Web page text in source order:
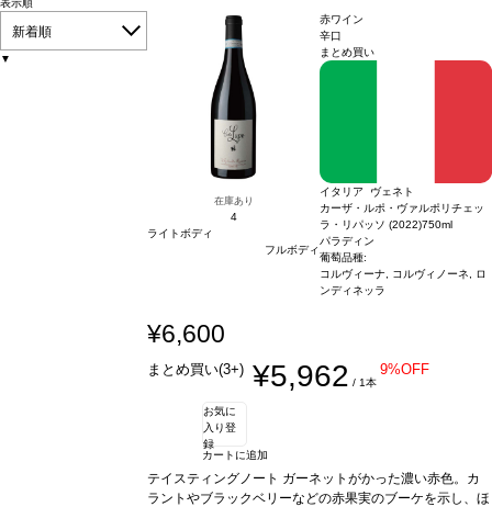
表示順
新着順
▼
在庫あり
4
ライトボディ
フルボディ
赤ワイン
辛口
まとめ買い
イタリア ヴェネト
カーザ・ルポ・ヴァルポリチェッ
ラ・リパッソ (2022)750ml
パラディン
葡萄品種:
コルヴィーナ, コルヴィノーネ, ロ
ンディネッラ
¥6,600
まとめ買い(3+) ¥5,962 / 1本
9%OFF
お気に
入り登
録
カートに追加
テイスティングノート ガーネットがかった濃い赤色。カ
ラントやブラックベリーなどの赤果実のブーケを示し、ほ